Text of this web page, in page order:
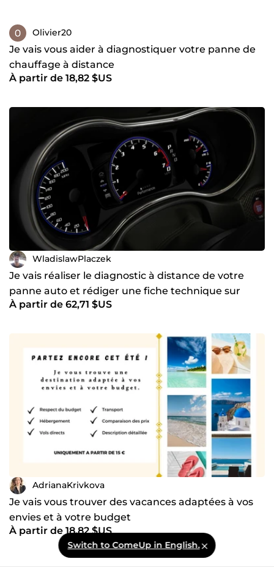
Olivier20
Je vais vous aider à diagnostiquer votre panne de
chauffage à distance
À partir de 18,82 $US
WladislawPlaczek
Je vais réaliser le diagnostic à distance de votre
panne auto et rédiger une fiche technique sur
mesure
À partir de 62,71 $US
AdrianaKrivkova
Je vais vous trouver des vacances adaptées à vos
envies et à votre budget
À partir de 18,82 $US
Switch to ComeUp in English.